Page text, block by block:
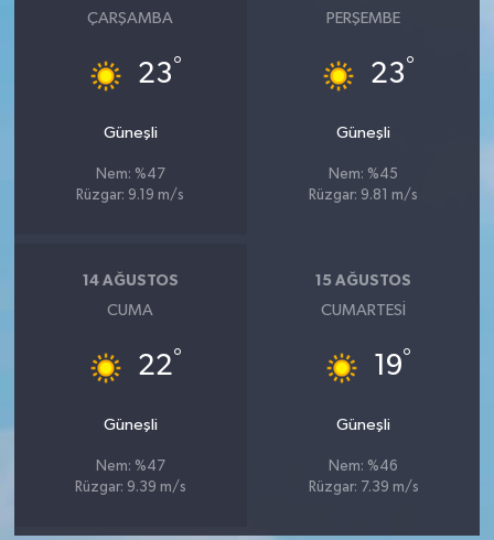
ÇARŞAMBA
23°
Güneşli
Nem: %47
Rüzgar: 9.19 m/s
PERŞEMBE
23°
Güneşli
Nem: %45
Rüzgar: 9.81 m/s
14 AĞUSTOS
CUMA
22°
Güneşli
Nem: %47
Rüzgar: 9.39 m/s
15 AĞUSTOS
CUMARTESI
19°
Güneşli
Nem: %46
Rüzgar: 7.39 m/s